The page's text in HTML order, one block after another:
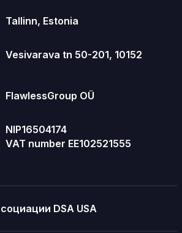
Tallinn, Estonia
Vesivarava tn 50-201, 10152
FlawlessGroup OÜ
NIP16504174
VAT number EE102521555
DSA USA